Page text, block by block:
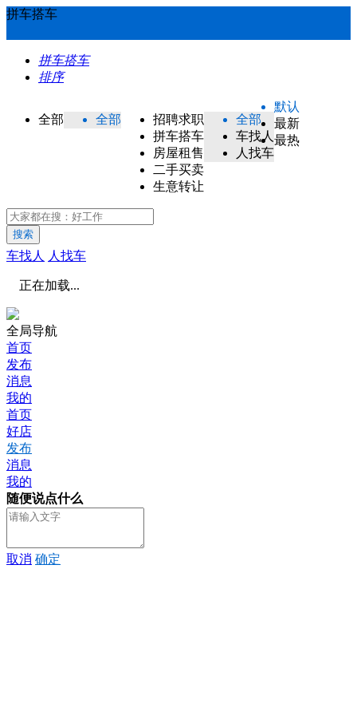
拼车搭车
拼车搭车
排序
全部 全部
招聘求职
拼车搭车
房屋租售
二手买卖
生意转让
全部
车找人
人找车
默认
最新
最热
搜索
车找人 人找车
正在加载...
全局导航
首页
发布
消息
我的
首页
好店
发布
消息
我的
随便说点什么
取消 确定